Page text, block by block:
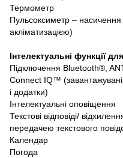
Термометр
Пульсоксиметр – насичення
акліматизацією)
Інтелектуальні функції
Підключення Bluetooth®,
Connect IQ™
і додатки)
Інтелектуальні оповіщення
Текстові відповіді/
передачею текстового
Календар
Погода